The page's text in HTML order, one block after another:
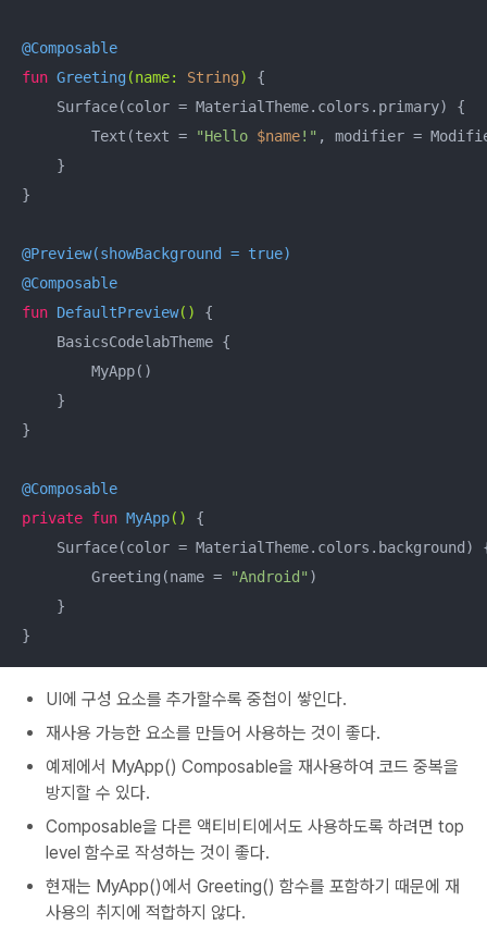
@Composable
fun Greeting (name: String)
{
    Surface(color = MaterialTheme.colors.primary) {
        Text(text =
"Hello $name!" , modifier =
    }
}
@Preview(showBackground = true)
@Composable
fun DefaultPreview()
{
    BasicsCodelabTheme {
        MyApp()
    }
}
@Composable
private fun MyApp()
{
Surface(color = MaterialTheme.colors.background)
        Greeting(name =
"Android" )
    }
}
UI에 구성 요소를 추가할수록 중첩이 쌓인다.
재사용 가능한 요소를 만들어 사용하는 것이 좋다.
예제에서 MyApp() Composable을 재사용하여 코드 중복을
방지할 수 있다.
Composable을 다른 액티비티에서도 사용하도록 하려면 top
level 함수로 작성하는 것이 좋다.
현재는 MyApp()에서 Greeting() 함수를 포함하기 때문에 재
사용의 취지에 적합하지 않다.